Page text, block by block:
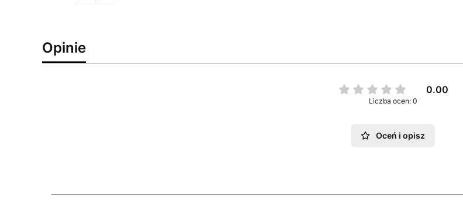
Opinie
0.00
Liczba ocen: 0
Oceń i opisz